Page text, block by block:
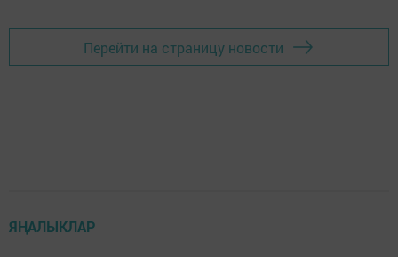
Перейти на страницу новости
ЯҢАЛЫКЛАР